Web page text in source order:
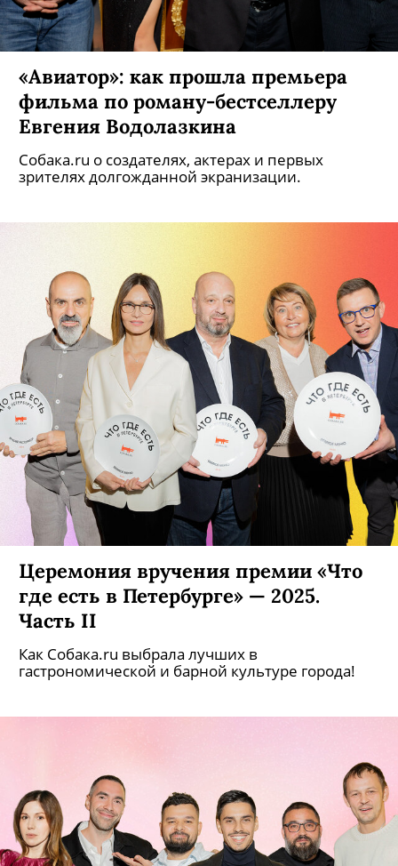
«Авиатор»: как прошла премьера
фильма по роману-бестселлеру
Евгения Водолазкина
Собака.ru о создателях, актерах и первых
зрителях долгожданной экранизации.
Церемония вручения премии «Что
где есть в Петербурге» — 2025.
Часть II
Как Собака.ru выбрала лучших в
гастрономической и барной культуре города!